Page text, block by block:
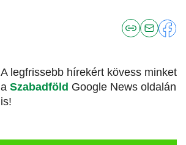
A legfrissebb hírekért kövess minket
a Szabadföld Google News oldalán
is!